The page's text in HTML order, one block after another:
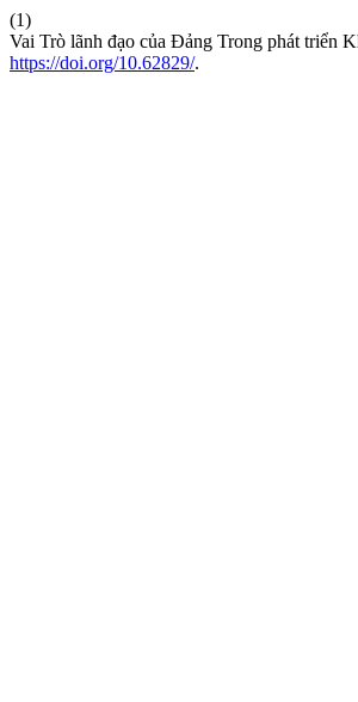
(1)
Vai Trò lãnh đạo của Đảng Trong phát triển
https://doi.org/10.62829/.